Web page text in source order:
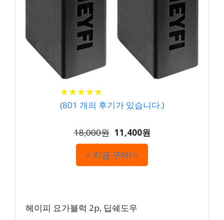
★★★★★
★★★★★
(801 개의 후기가 있습니다.)
18,000원 11,400원
< 지금 구매! >
헤이피 요가블럭 2p, 딥쉐도우